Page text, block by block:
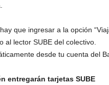
que ingresar a la opción
al lector SUBE del colectivo.
desde tu cuenta del
entregarán tarjetas SUBE